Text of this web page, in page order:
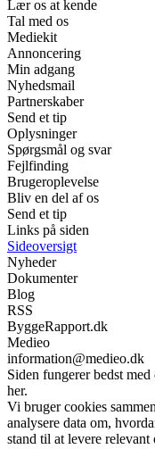
Lær os at kende
Tal med os
Mediekit
Annoncering
Min adgang
Nyhedsmail
Partnerskaber
Send et tip
Oplysninger
Spørgsmål og svar
Fejlfinding
Brugeroplevelse
Bliv en del af os
Send et tip
Links på siden
Sideoversigt
Nyheder
Dokumenter
Blog
RSS
ByggeRapport.dk
Medieo
information@medieo.dk
Siden fungerer bedst
her.
Vi bruger cookies
analysere data om,
stand til at levere